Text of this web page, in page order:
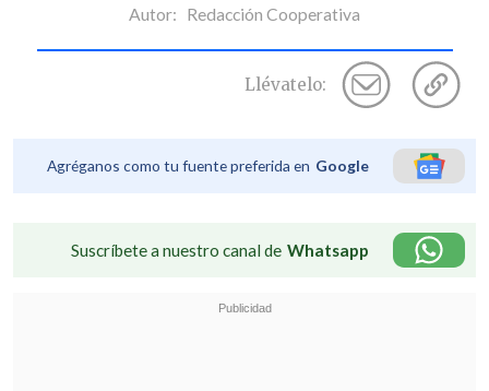
Autor: Redacción Cooperativa
Llévatelo:
Agréganos como tu fuente preferida en Google
Suscríbete a nuestro canal de Whatsapp